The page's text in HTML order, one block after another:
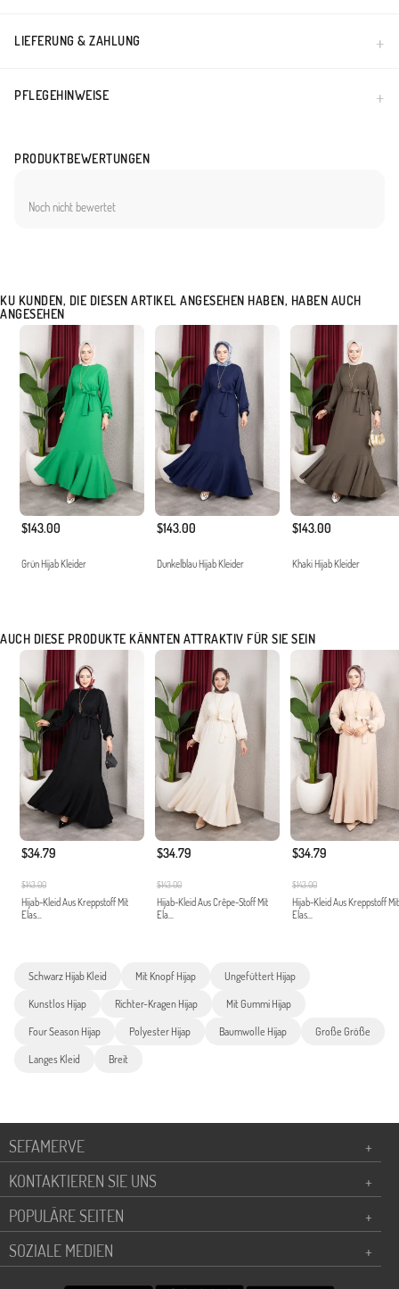
LIEFERUNG & ZAHLUNG
PFLEGEHINWEISE
PRODUKTBEWERTUNGEN
Noch nicht bewertet
KU KUNDEN, DIE DIESEN ARTIKEL ANGESEHEN HABEN, HABEN AUCH
ANGESEHEN
$143.00
Grün Hijab Kleider
$143.00
Dunkelblau Hijab Kleider
$143.00
Khaki Hijab Kleider
AUCH DIESE PRODUKTE KÄNNTEN ATTRAKTIV FÜR SIE SEIN
$34.79
$143.00
Hijab-Kleid Aus Kreppstoff Mit
Elas...
$34.79
$143.00
Hijab-Kleid Aus Crêpe-Stoff Mit
Ela...
$34.79
$143.00
Hijab-Kleid Aus Kreppstoff Mit
Elas...
Schwarz Hijab Kleid Mit Knopf Hijap Ungefüttert Hijap
Kunstlos Hijap Richter-Kragen Hijap Mit Gummi Hijap
Four Season Hijap Polyester Hijap Baumwolle Hijap Große Größe
Langes Kleid Breit
SEFAMERVE
+
KONTAKTIEREN SIE UNS
+
POPULÄRE SEITEN
+
SOZIALE MEDIEN
+